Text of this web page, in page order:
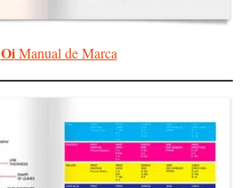
OiManual de Marca